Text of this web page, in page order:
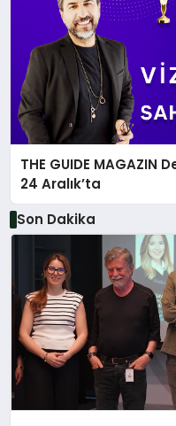
THE GUIDE
24 Aralık’ta
Son Dakika